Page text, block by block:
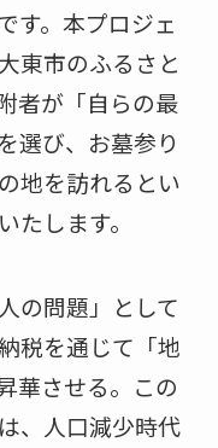
す。本プロジェ
東市のふるさと
者が「自らの最
選び、お墓参り
地を訪れるとい
たします。
の問題」として
税を通じて「地
華させる。この
、人口減少時代